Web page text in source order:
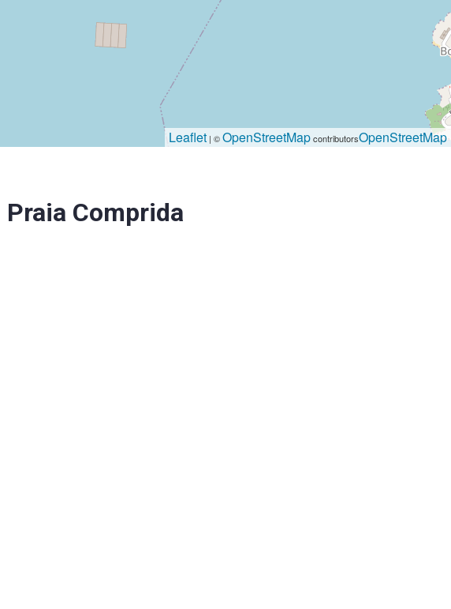
Leaflet | ©OpenStreetMapcontributorsOpenStreetMap
Praia Comprida